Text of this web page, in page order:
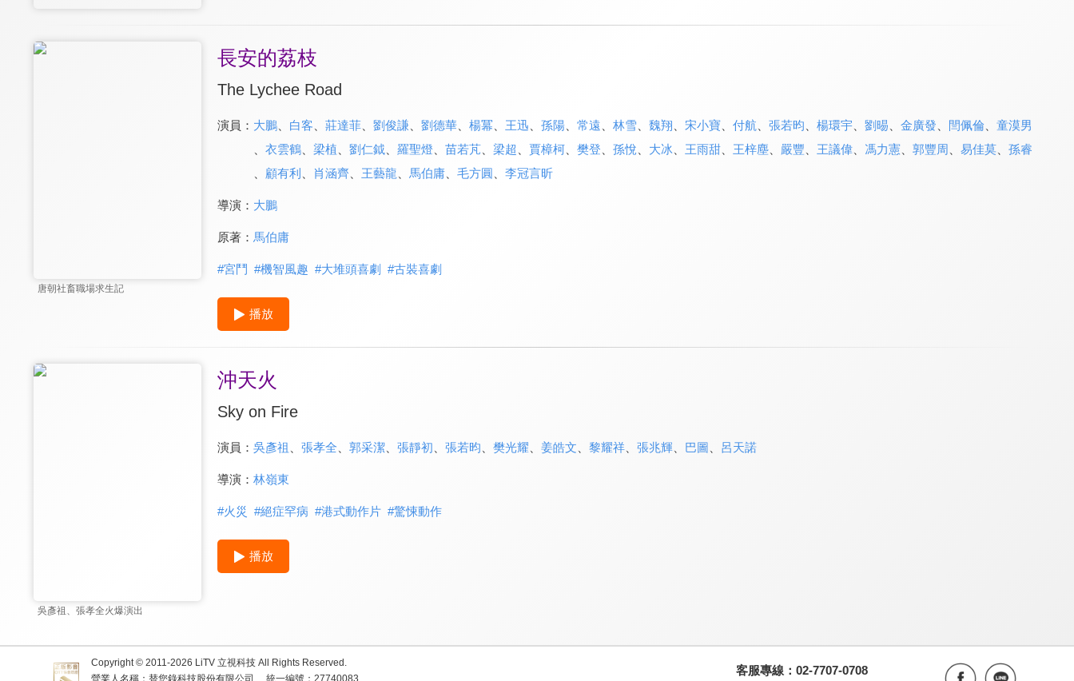
唐朝社畜職場求生記
長安的荔枝
The Lychee Road
演員： 大鵬、 白客 莊達菲、 劉俊謙、 劉德華、 楊冪 王迅 孫陽、 常遠 林雪 魏翔 宋小寶、 付航 張若昀 楊環宇、 劉晹 金廣發 閆佩倫、 童漠男
衣雲鶴、 梁植 劉仁鉞 羅聖燈、 苗若芃、 梁超 賈樟柯、 樊登 孫悅 大冰 王雨甜、 王梓塵、 嚴豐 王議偉、 馮力憲、 郭豐周 易佳莫、 孫睿
顧有利 肖涵齊 王藝龍 馬伯庸、 毛方圓 李冠言昕
導演： 大鵬
原著： 馬伯庸
#宮鬥 #機智風趣 #大堆頭喜劇 #古裝喜劇
播放
吳彥祖、張孝全火爆演出
沖天火
Sky on Fire
演員： 吳彥祖 張孝全 郭采潔、 張靜初 張若昀 樊光耀 姜皓文 黎耀祥、 張兆輝、 巴圖 呂天諾
導演： 林嶺東
#火災 #絕症罕病 #港式動作片 #驚悚動作
播放
Copyright © 2011-2026 LiTV 立視科技 All Rights Reserved.
營業人名稱：替您錄科技股份有限公司
統一編號：27740083
客服專線：02-7707-0708